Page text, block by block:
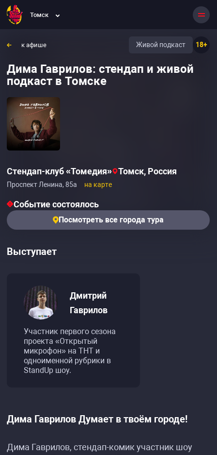
Томск
к афише 18+
Живой подкаст
Дима Гаврилов: стендап и живой
подкаст в Томске
Стендап-клуб «Томедия» Томск, Россия
Проспект Ленина, 85а на карте
Событие состоялось
Посмотреть все города тура
Выступает
Дмитрий
Гаврилов
Участник первого сезона
проекта «Открытый
микрофон» на ТНТ и
одноименной рубрики в
StandUp шоу.
Дима Гаврилов Думает в твоём городе!
Дима Гаврилов, стендап-комик участник шоу